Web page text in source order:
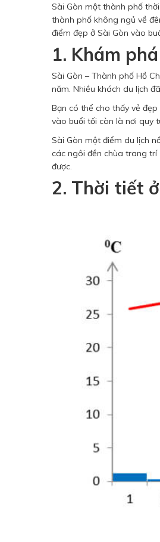
Sài Gòn một thành phố
thành phố không ngủ về
điểm đẹp ở Sài Gòn vào
1. Khám
Sài Gòn – Thành phố Hồ
năm. Nhiều khách du lịch
Bạn có thể cho thấy vẻ
vào buổi tối còn là nơi quy
Sài Gòn một điểm du lịch
các ngôi đền chùa trang
được.
2. Thời tiết